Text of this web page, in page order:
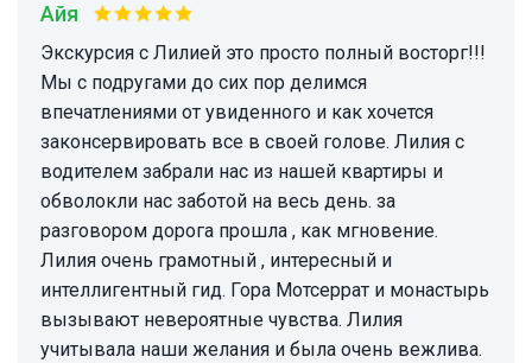
Айя
Экскурсия с Лилией это просто полный восторг!!!
Мы с подругами до сих пор делимся
впечатлениями от увиденного и как хочется
законсервировать все в своей голове. Лилия с
водителем забрали нас из нашей квартиры и
обволокли нас заботой на весь день. за
разговором дорога прошла , как мгновение.
Лилия очень грамотный , интересный и
интеллигентный гид. Гора Мотсеррат и монастырь
вызывают невероятные чувства. Лилия
учитывала наши желания и была очень вежлива.